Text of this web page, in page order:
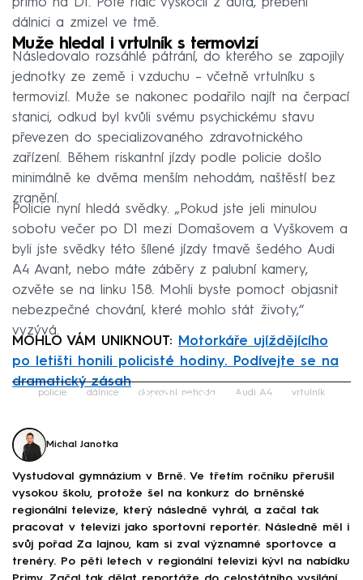
přímo na D1. Poté řidič vyskočil z auta, přeběhl
dálnici a zmizel ve tmě.
Muže hledal i vrtulník s termovizí
Následovalo rozsáhlé pátrání, do kterého se zapojily
jednotky ze země i vzduchu – včetně vrtulníku s
termovizí. Muže se nakonec podařilo najít na čerpací
stanici, odkud byl kvůli svému psychickému stavu
převezen do specializovaného zdravotnického
zařízení. Během riskantní jízdy podle policie došlo
minimálně ke dvěma menším nehodám, naštěstí bez
zranění.
Policie nyní hledá svědky. „Pokud jste jeli minulou
sobotu večer po D1 mezi Domašovem a Vyškovem a
byli jste svědky této šílené jízdy tmavě šedého Audi
A4 Avant, nebo máte záběry z palubní kamery,
ozvěte se na linku 158. Mohli byste pomoct objasnit
nebezpečné chování, které mohlo stát životy,“
vyzývá.
MOHLO VÁM UNIKNOUT: Motorkáře ujíždějícího
po letišti honili policisté hodiny. Podívejte se na
dramatický zásah
Failed to fetch
policie dálnice dopravní nehoda Audi A4 vrtulník
Michal Janotka
Vystudoval gymnázium v Brně. Ve třetím ročníku přerušil
vysokou školu, protože šel na konkurz do brněnské
regionální televize, který následně vyhrál, a začal tak
pracovat v televizi jako sportovní reportér. Následně měl i
svůj pořad Za lajnou, kam si zval významné sportovce a
trenéry. Po pěti letech v regionální televizi kývl na nabídku